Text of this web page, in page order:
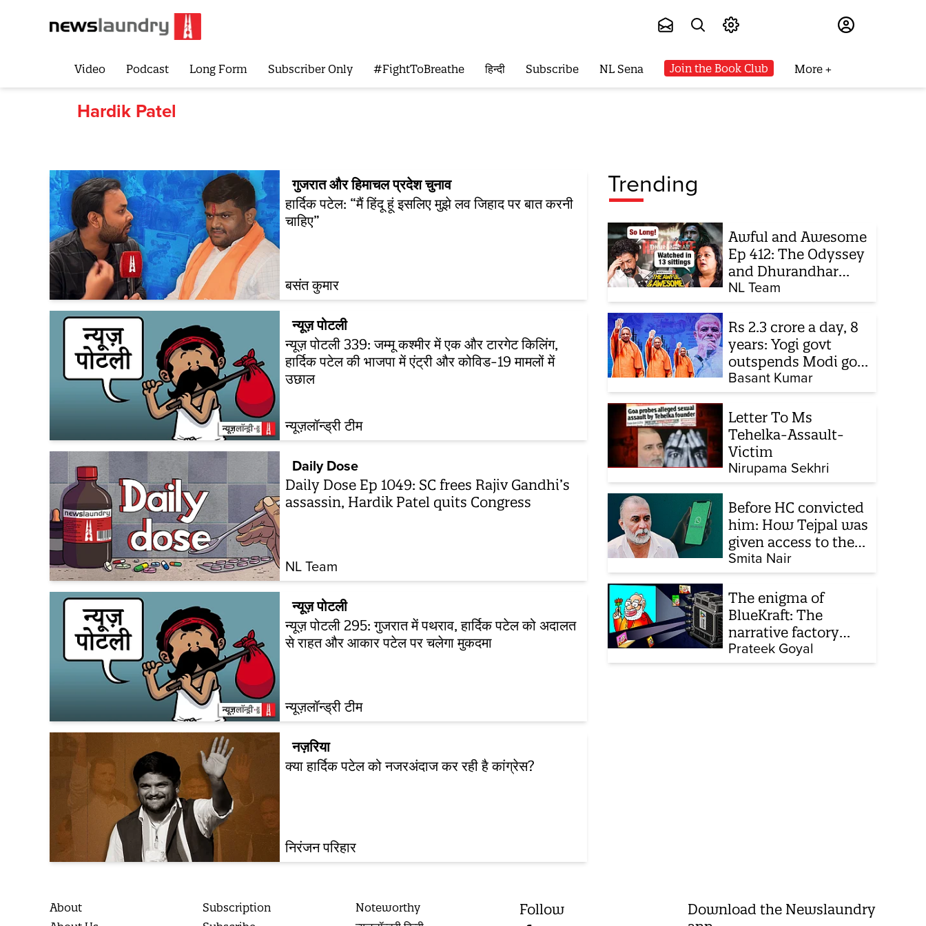
Video Podcast Long Form Subscriber Only #FightToBreathe हिन्दी Subscribe NL Sena Join the Book Club More
Hardik Patel
गुजरात और हिमाचल प्रदेश चुनाव
हार्दिक पटेल: “मैं हिंदू हूं इसलिए मुझे लव जिहाद पर बात करनी
चाहिए”
बसंत कुमार
न्यूज़ पोटली
न्यूज़ पोटली 339: जम्मू कश्मीर में एक और टारगेट किलिंग,
हार्दिक पटेल की भाजपा में एंट्री और कोविड-19 मामलों में
उछाल
न्यूज़लॉन्ड्री टीम
Daily Dose
Daily Dose Ep 1049: SC frees Rajiv Gandhi’s
assassin, Hardik Patel quits Congress
NL Team
न्यूज़ पोटली
न्यूज़ पोटली 295: गुजरात में पथराव, हार्दिक पटेल को अदालत
से राहत और आकार पटेल पर चलेगा मुकदमा
न्यूज़लॉन्ड्री टीम
नज़रिया
क्या हार्दिक पटेल को नजरअंदाज कर रही है कांग्रेस?
निरंजन परिहार
Trending
Awful and Awesome
Ep 412: The Odyssey
and Dhurandhar
sequel
NL Team
Rs 2.3 crore a day, 8
years: Yogi govt
outspends Modi govt
when it comes to
ads
Basant Kumar
Letter To Ms
Tehelka-Assault-
Victim
Nirupama Sekhri
Before HC convicted
him: How Tejpal was
given access to the
victim’s personal
chats to build his
defence
Smita Nair
The enigma of
BlueKraft: The
narrative factory
behind Brand Modi
Prateek Goyal
About
Subscription
Noteworthy
Follow
Download the Newslaundry